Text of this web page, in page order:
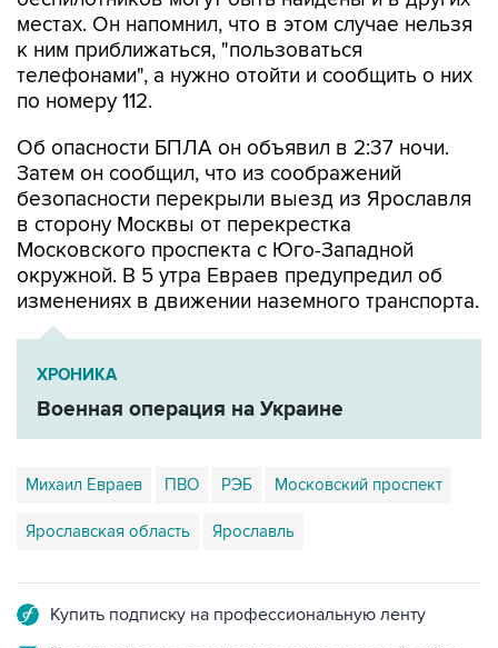
телефонами", а нужно отойти и сообщить о них
по номеру 112.
Об опасности БПЛА он объявил в 2:37 ночи.
безопасности перекрыли выезд из Ярославля
в сторону Москвы от перекрестка
Московского проспекта с Юго-Западной
окружной. В 5 утра Евраев предупредил об
изменениях в движении наземного транспорта.
ХРОНИКА
Военная операция на Украине
Михаил Евраев ПВО РЭБ Московский проспект
Ярославская область Ярославль
Подписаться на рассылку главных новостей сайта